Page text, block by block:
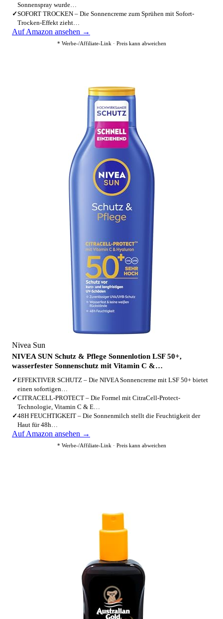
Sonnenspray wurde…
✓SOFORT TROCKEN – Die Sonnencreme zum Sprühen mit Sofort-
Trocken-Effekt zieht…
Auf Amazon ansehen →
* Werbe-/Affiliate-Link · Preis kann abweichen
Nivea Sun
NIVEA SUN Schutz & Pflege Sonnenlotion LSF 50+,
wasserfester Sonnenschutz mit Vitamin C &…
✓EFFEKTIVER SCHUTZ – Die NIVEA Sonnencreme mit LSF 50+ bietet
einen sofortigen…
✓CITRACELL-PROTECT – Die Formel mit CitraCell-Protect-
Technologie, Vitamin C & E…
✓48H FEUCHTIGKEIT – Die Sonnenmilch stellt die Feuchtigkeit der
Haut für 48h…
Auf Amazon ansehen →
* Werbe-/Affiliate-Link · Preis kann abweichen